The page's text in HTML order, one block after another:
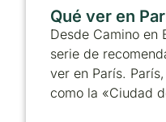
Qué ver en
Desde Camino en
serie de
ver en París.
como la «Ciudad